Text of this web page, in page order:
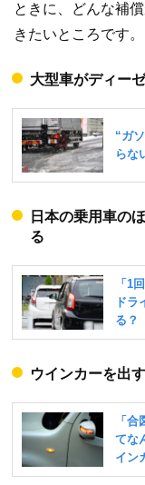
ときに、どんな補
きたいところです。
大型車がディー
日本の乗用車の
る
ウインカーを出